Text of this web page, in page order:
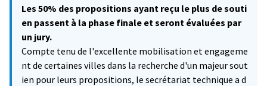
Les 50% des propositions ayant reçu le plus de souti
en passent à la phase finale et seront évaluées par
un jury.
Compte tenu de l'excellente mobilisation et engageme
nt de certaines villes dans la recherche d'un majeur sout
ien pour leurs propositions, le secrétariat technique a d